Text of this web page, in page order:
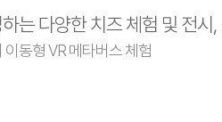
는 다양한 치즈 체험 및 전시
동형 VR 메타버스 체험